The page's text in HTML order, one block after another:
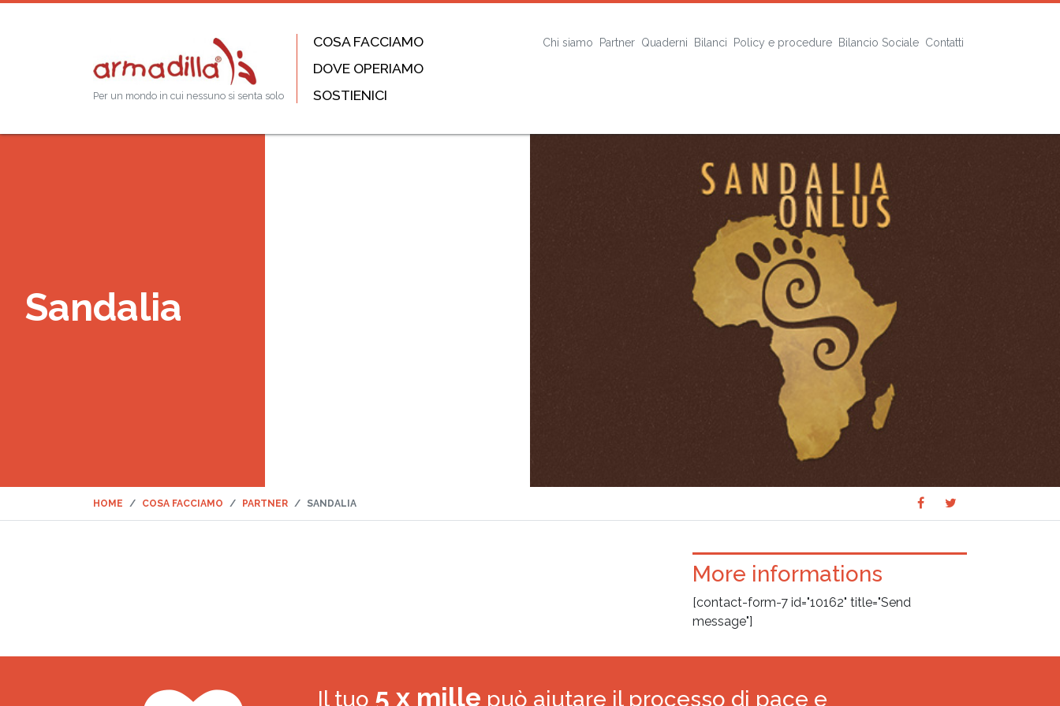
Per un mondo in cui nessuno si senta solo
COSA FACCIAMO
DOVE OPERIAMO
SOSTIENICI
Chi siamo Partner Quaderni Bilanci Policy e procedure Bilancio Sociale Contatti
Sandalia
HOME COSA FACCIAMO PARTNER SANDALIA
Share
on
on
More informations
[contact-form-7 id="10162" title="Send
message"]
Il tuo 5 x mille può aiutare il processo di pace e